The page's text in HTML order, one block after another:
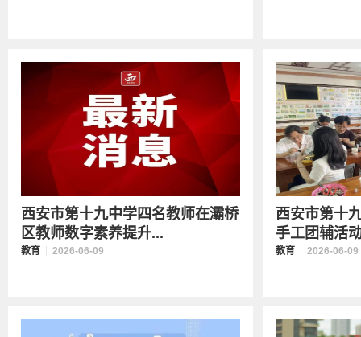
西安市第十九中学四名教师在灞桥
区教师数字素养提升...
教育 2026-06-09
西安市第十
手工团辅活
教育 2026-06-09